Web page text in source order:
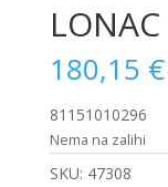
180,15 €
81151010296
Nema na zalihi
SKU: 47308